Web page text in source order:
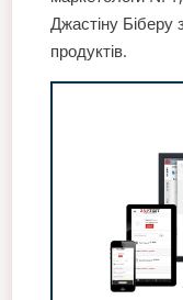
Джастіну Біберу
продуктів.